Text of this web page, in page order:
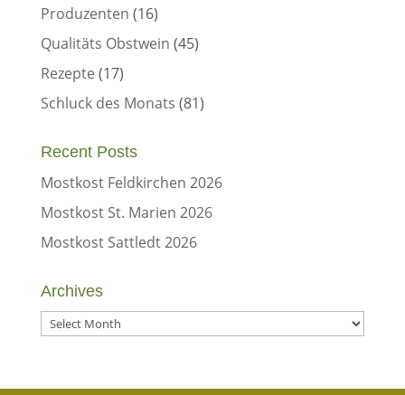
Produzenten (16)
Qualitäts Obstwein (45)
Rezepte (17)
Schluck des Monats (81)
Recent Posts
Mostkost Feldkirchen 2026
Mostkost St. Marien 2026
Mostkost Sattledt 2026
Archives
Archives